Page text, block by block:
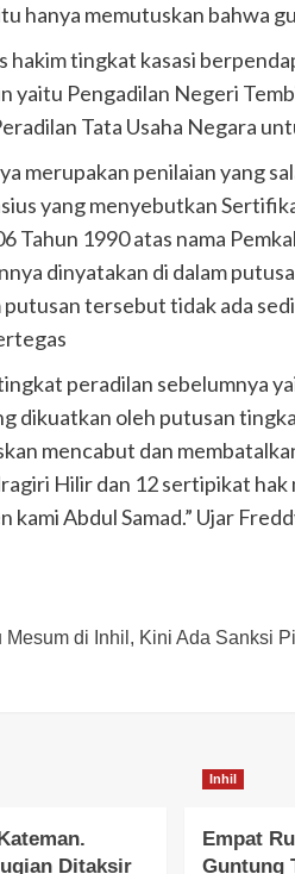
hanya memutuskan bahwa
hakim tingkat kasasi
yaitu Pengadilan Negeri
Tata Usaha Negara
merupakan penilaian yang
yang menyebutkan
Tahun 1990 atas nama
dinyatakan di dalam
putusan tersebut tidak ada
peradilan sebelumnya
dikuatkan oleh putusan
mencabut dan
Hilir dan 12 sertipikat
kami Abdul Samad.” Ujar
Mesum di Inhil, Kini Ada Sanksi
Ditaksir
Inhil
Empat
Guntung